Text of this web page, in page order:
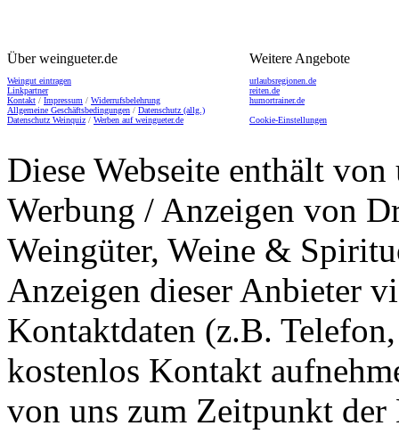
Über weingueter.de
Weingut eintragen
Linkpartner
Kontakt / Impressum / Widerrufsbelehrung
Allgemeine Geschäftsbedingungen / Datenschutz (allg.)
Datenschutz Weinquiz / Werben auf weingueter.de
Weitere Angebote
urlaubsregionen.de
reiten.de
humortrainer.de
Cookie-Einstellungen
Diese Webseite enthält
Werbung / Anzeigen von
Weingüter, Weine &
Anzeigen dieser Anbieter
Kontaktdaten (z.B.
kostenlos Kontakt
von uns zum Zeitpunkt